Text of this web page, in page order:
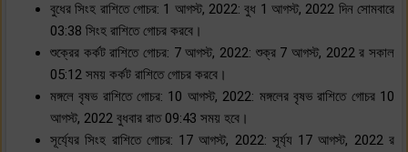
বুধের সিংহ রাশিতে গোচর: 1 আগস্ট, 2022: বুধ 1 আগস্ট, 2022 দিন সোমবারে
03:38 সিংহ রাশিতে গোচর করবে।
শুক্রের কর্কট রাশিতে গোচর: 7 আগস্ট, 2022: শুক্র 7 আগস্ট, 2022 র সকাল
05:12 সময় কর্কট রাশিতে গোচর করবে।
মঙ্গলে বৃষভ রাশিতে গোচর: 10 আগস্ট, 2022: মঙ্গলের বৃষভ রাশিতে গোচর 10
আগস্ট, 2022 বুধবার রাত 09:43 সময় হবে।
সূর্য্যের সিংহ রাশিতে গোচর: 17 আগস্ট, 2022: সূর্য্য 17 আগস্ট, 2022 র